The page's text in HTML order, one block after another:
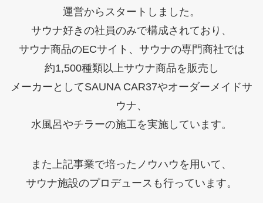
運営からスタートしました。
サウナ好きの社員のみで構成されており、
サウナ商品のECサイト、サウナの専門商社では
約1,500種類以上サウナ商品を販売し
メーカーとしてSAUNA CAR37やオーダーメイドサ
ウナ、
水風呂やチラーの施工を実施しています。
また上記事業で培ったノウハウを用いて、
サウナ施設のプロデュースも行っています。